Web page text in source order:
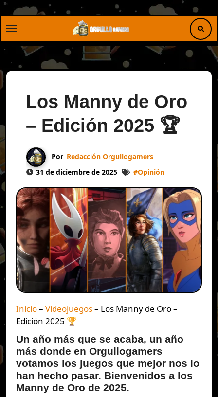
Saltar
Los Manny de Oro
– Edición 2025 🏆
Por Redacción Orgullogamers
31 de diciembre de 2025
#Opinión
Inicio– Videojuegos– Los Manny de Oro –
Edición 2025 🏆
Un año más que se acaba, un año
más donde en Orgullogamers
votamos los juegos que mejor nos lo
han hecho pasar. Bienvenidos a los
Manny de Oro de 2025.